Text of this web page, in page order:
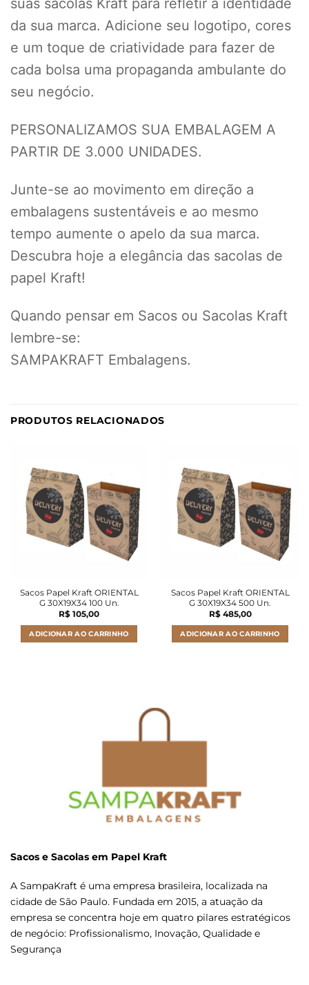
da sua marca. Adicione seu logotipo, cores
e um toque de criatividade para fazer de
cada bolsa uma propaganda ambulante do
seu negócio.
PERSONALIZAMOS SUA EMBALAGEM A
PARTIR DE 3.000 UNIDADES.
Junte-se ao movimento em direção a
embalagens sustentáveis e ao mesmo
tempo aumente o apelo da sua marca.
Descubra hoje a elegância das sacolas de
papel Kraft!
Quando pensar em Sacos ou Sacolas Kraft
lembre-se:
SAMPAKRAFT Embalagens.
PRODUTOS RELACIONADOS
Sacos Papel Kraft ORIENTAL
G 30X19X34 100 Un.
R$ 105,00
ADICIONAR AO CARRINHO
Sacos Papel Kraft ORIENTAL
G 30X19X34 500 Un.
R$485,00
ADICIONAR AO CARRINHO
Sacos e Sacolas em Papel Kraft
A SampaKraft é uma empresa brasileira, localizada na
cidade de São Paulo. Fundada em 2015, a atuação da
empresa se concentra hoje em quatro pilares estratégicos
de negócio: Profissionalismo, Inovação, Qualidade e
Segurança